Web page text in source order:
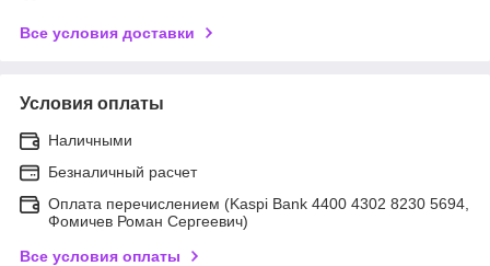
Все условия доставки
Условия оплаты
Наличными
Безналичный расчет
Оплата перечислением (Kaspi Bank 4400 4302 8230 5694,
Фомичев Роман Сергеевич)
Все условия оплаты